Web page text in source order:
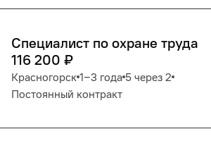
Специалист по охране труда
116 200 ₽
Красногорск 1‒3 года 5 через 2
Постоянный контракт